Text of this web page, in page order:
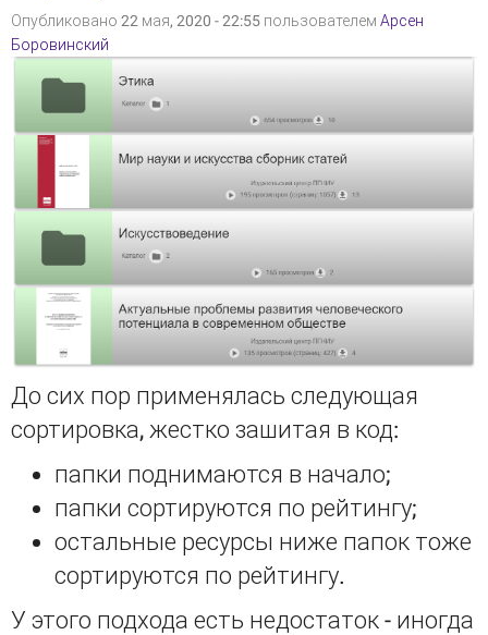
Опубликовано 22 мая, 2020 - 22:55 пользователем Арсен
Боровинский
До сих пор применялась следующая
сортировка, жестко зашитая в код:
папки поднимаются в начало;
папки сортируются по рейтингу;
остальные ресурсы ниже папок тоже
сортируются по рейтингу.
У этого подхода есть недостаток - иногда